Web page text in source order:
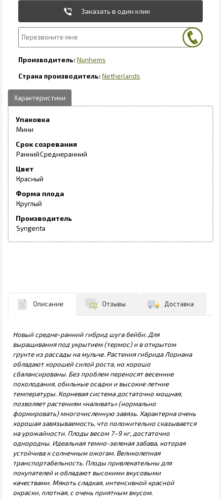
Заказать в один клик
Nunhems
Netherlands
Упаковка
Мини
Срок созревания
РаннийСреднеранний
Цвет
Красный
Форма плода
Круглый
Производитель
Syngenta
Описание Отзывы Доставка
Новый средне-ранний гибрид шуга бейби. Для
выращивания под укрытием (термос) и в открытом
грунте из рассады на мульче. Растения гибрида Лориана
обладают хорошей силой роста, но хорошо
сбалансированы. Без проблем переносят весенние
похолодания, обильные осадки и высокие летние
температуры. Корневая система достаточно мощная,
позволяет растениям «наливать» (нормально
формировать) многочисленную завязь. Характерна очень
хорошая завязываемость, что положительно сказывается
на урожайности. Плоды весом 7–9 кг, достаточно
однородны. Идеальная темно-зеленая забава, которая
устойчива к солнечным ожогам. Великолепная
транспортабельность. Плоды привлекательны для
покупателей и обладают высокими вкусовыми
качествами. Мякоть сладкая, интенсивной красной
окраски, плотная, с очень приятным вкусом.